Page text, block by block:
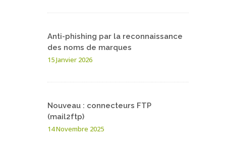
Anti-phishing par la reconnaissance
des noms de marques
15 Janvier 2026
Nouveau : connecteurs FTP
(mail2ftp)
14 Novembre 2025